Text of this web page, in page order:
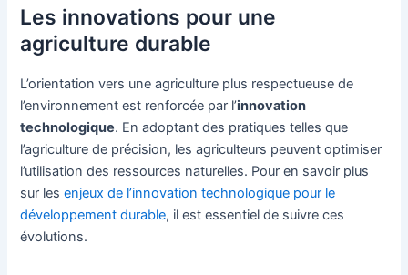
Les innovations pour une
agriculture durable
L’orientation vers une agriculture plus respectueuse de
l’environnement est renforcée par l’innovation
technologique. En adoptant des pratiques telles que
l’agriculture de précision, les agriculteurs peuvent optimiser
l’utilisation des ressources naturelles. Pour en savoir plus
sur lesenjeux de l’innovation technologique pour le
développement durable, il est essentiel de suivre ces
évolutions.